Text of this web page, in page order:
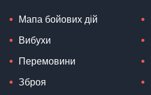
Мапа бойових дій
Вибухи
Перемовини
Зброя